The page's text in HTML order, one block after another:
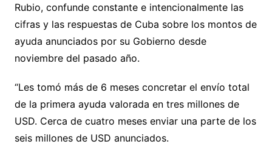
Rubio, confunde constante e intencionalmente las
cifras y las respuestas de Cuba sobre los montos de
ayuda anunciados por su Gobierno desde
noviembre del pasado año.
“Les tomó más de 6 meses concretar el envío total
de la primera ayuda valorada en tres millones de
USD. Cerca de cuatro meses enviar una parte de los
seis millones de USD anunciados.